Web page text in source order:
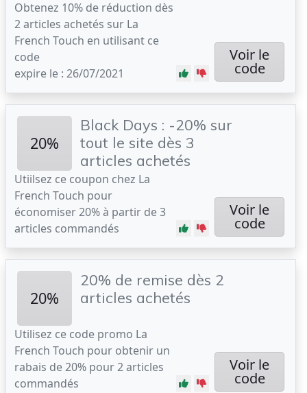
Obtenez 10% de réduction dès
2 articles achetés sur La
French Touch en utilisant ce
code
expire le : 26/07/2021
Voir le
code
20%
Black Days : -20% sur
tout le site dès 3
articles achetés
Utiilsez ce coupon chez La
French Touch pour
économiser 20% à partir de 3
articles commandés
Voir le
code
20%
20% de remise dès 2
articles achetés
Utilisez ce code promo La
French Touch pour obtenir un
rabais de 20% pour 2 articles
commandés
Voir le
code